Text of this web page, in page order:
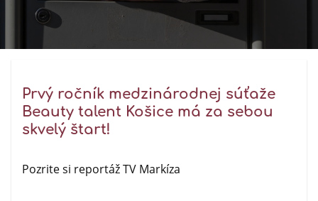
Prvý ročník medzinárodnej súťaže
Beauty talent Košice má za sebou
skvelý štart!
Pozrite si reportáž TV Markíza